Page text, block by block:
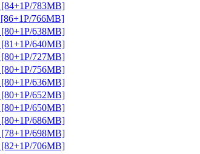
783MB]
766MB]
638MB]
640MB]
727MB]
756MB]
636MB]
652MB]
650MB]
686MB]
698MB]
706MB]